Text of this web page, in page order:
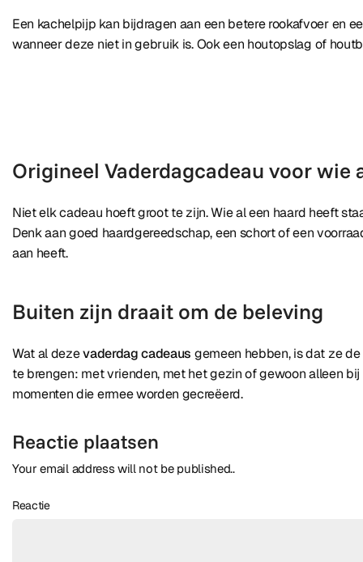
Een kachelpijp kan bijdragen aan een betere rookafvoer en
wanneer deze niet in gebruik is. Ook een houtopslag of
Origineel Vaderdagcadeau voor wie
Niet elk cadeau hoeft groot te zijn. Wie al een haard heeft
Denk aan goed haardgereedschap, een schort of een
aan heeft.
Buiten zijn draait om de beleving
Wat al dezevaderdag cadeaus gemeen hebben, is dat ze
te brengen: met vrienden, met het gezin of gewoon alleen
momenten die ermee worden gecreëerd.
Reactie plaatsen
Your email address will not be published..
Reactie